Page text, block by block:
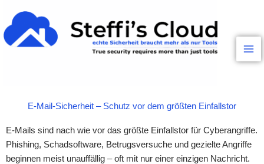
springen
Inhalt
springen
E-Mail-Sicherheit – Schutz vor dem größten Einfallstor
E-Mails sind nach wie vor das größte Einfallstor für Cyberangriffe.
Phishing, Schadsoftware, Betrugsversuche und gezielte Angriffe
beginnen meist unauffällig – oft mit nur einer einzigen Nachricht.